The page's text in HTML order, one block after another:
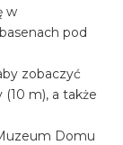
w
pod
zobaczyć
m), a także
Domu